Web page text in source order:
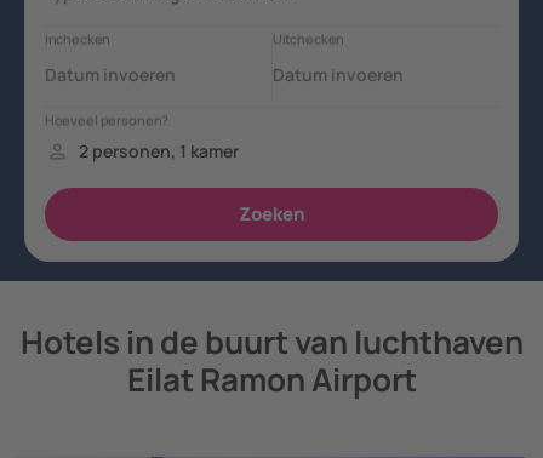
Hotels in de buurt van luchthaven
Eilat Ramon Airport